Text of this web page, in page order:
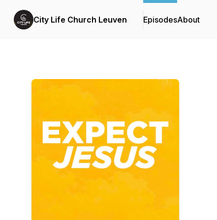
City Life Church Leuven EpisodesAbout